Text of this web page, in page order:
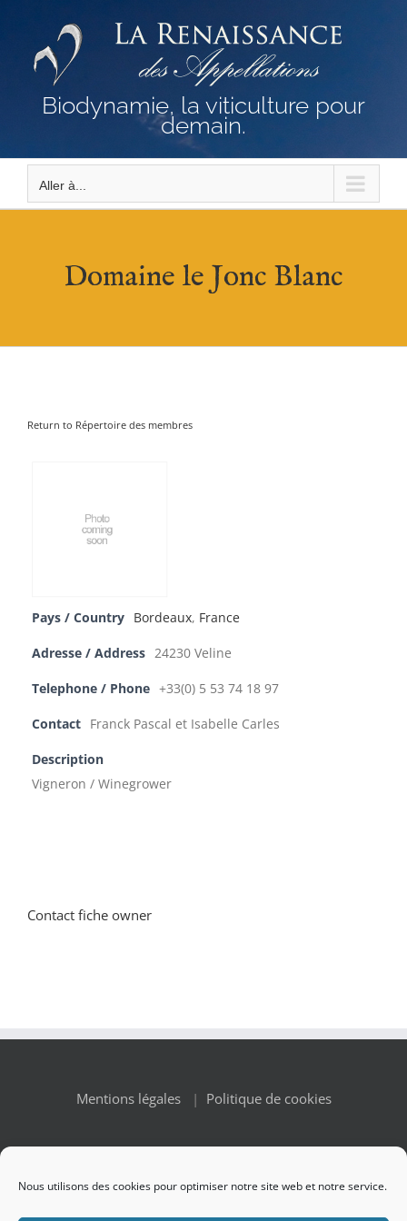
Nous utilisons des cookies pour optimiser notre site web et notre service.
contenu
Biodynamie, la viticulture pour
demain.
Aller à...
Domaine le Jonc Blanc
Return to Répertoire des membres
Pays / Country Bordeaux, France
Adresse / Address 24230 Veline
Telephone / Phone +33(0) 5 53 74 18 97
Contact Franck Pascal et Isabelle Carles
Description
Vigneron / Winegrower
Contact fiche owner
Mentions légales| Politique de cookies